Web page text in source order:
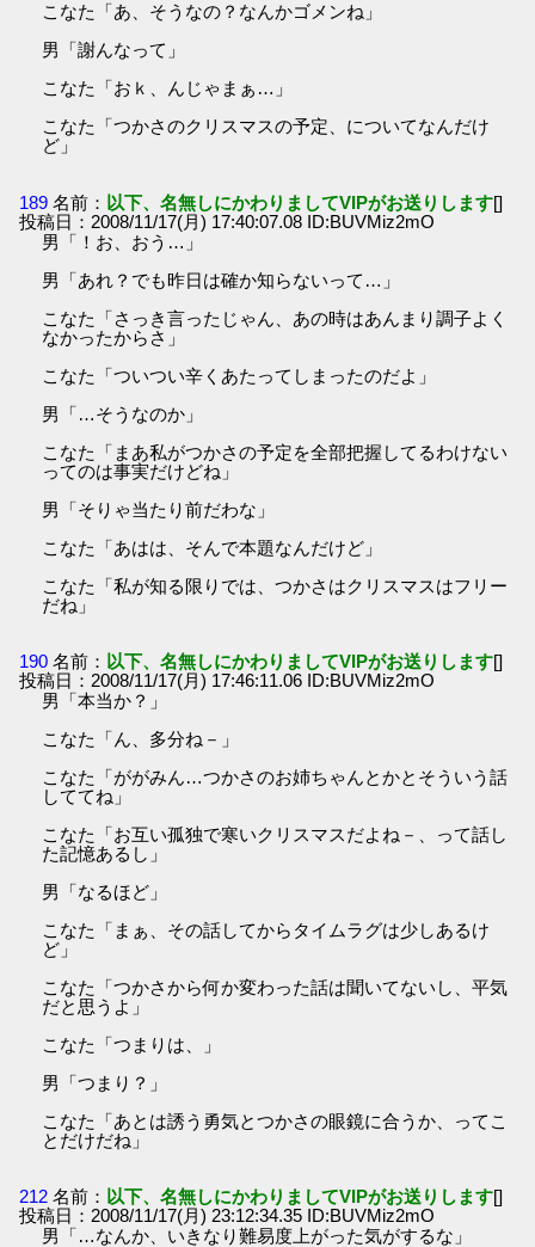
こなた「あ、そうなの？なんかゴメンね」
男「謝んなって」
こなた「おｋ、んじゃまぁ…」
こなた「つかさのクリスマスの予定、についてなんだけ
ど」
189 名前： 以下、名無しにかわりましてVIPがお送りします[]
投稿日：2008/11/17(月) 17:40:07.08 ID:BUVMiz2mO
男「！お、おう…」
男「あれ？でも昨日は確か知らないって…」
こなた「さっき言ったじゃん、あの時はあんまり調子よく
なかったからさ」
こなた「ついつい辛くあたってしまったのだよ」
男「…そうなのか」
こなた「まあ私がつかさの予定を全部把握してるわけない
ってのは事実だけどね」
男「そりゃ当たり前だわな」
こなた「あはは、そんで本題なんだけど」
こなた「私が知る限りでは、つかさはクリスマスはフリー
だね」
190 名前： 以下、名無しにかわりましてVIPがお送りします[]
投稿日：2008/11/17(月) 17:46:11.06 ID:BUVMiz2mO
男「本当か？」
こなた「ん、多分ね－」
こなた「ががみん…つかさのお姉ちゃんとかとそういう話
しててね」
こなた「お互い孤独で寒いクリスマスだよね－、って話し
た記憶あるし」
男「なるほど」
こなた「まぁ、その話してからタイムラグは少しあるけ
ど」
こなた「つかさから何か変わった話は聞いてないし、平気
だと思うよ」
こなた「つまりは、」
男「つまり？」
こなた「あとは誘う勇気とつかさの眼鏡に合うか、ってこ
とだけだね」
212 名前： 以下、名無しにかわりましてVIPがお送りします[]
投稿日：2008/11/17(月) 23:12:34.35 ID:BUVMiz2mO
男「…なんか、いきなり難易度上がった気がするな」